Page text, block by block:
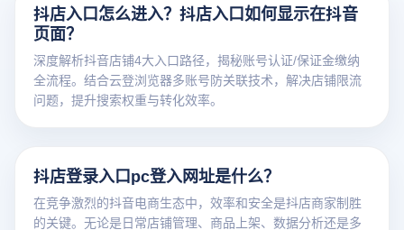
抖店入口怎么进入？抖店入口如何显示在抖音
页面？
深度解析抖音店铺4大入口路径，揭秘账号认证/保证金缴纳
全流程。结合云登浏览器多账号防关联技术，解决店铺限流
问题，提升搜索权重与转化效率。
抖店登录入口pc登入网址是什么？
在竞争激烈的抖音电商生态中，效率和安全是抖店商家制胜
的关键。无论是日常店铺管理、商品上架、数据分析还是多